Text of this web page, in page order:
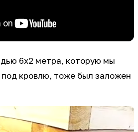
6х2 метра, которую мы
под кровлю, тоже был заложен